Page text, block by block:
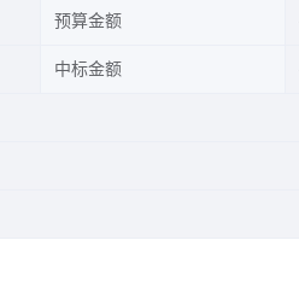
预算金额
中标金额